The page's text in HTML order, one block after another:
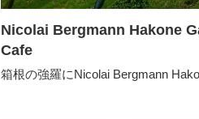
Nicolai Bergmann Hakone Gardens ニコライ バーグマン箱根ガ
Cafe
箱根の強羅にNicolai Bergmann